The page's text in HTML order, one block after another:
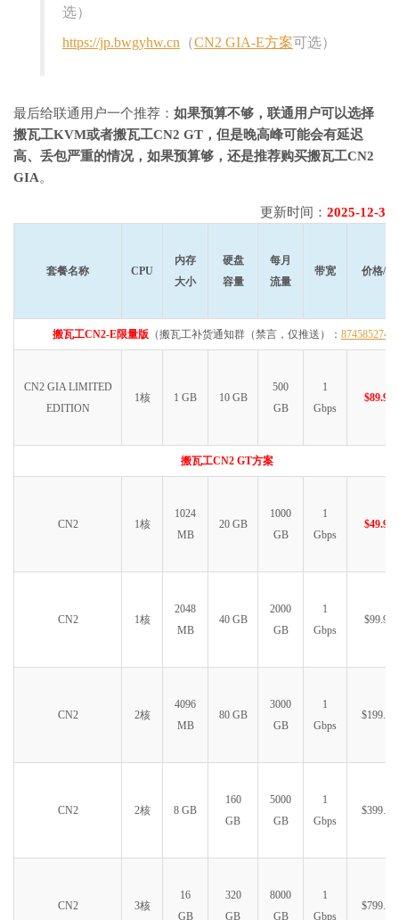
选）
https://jp.bwgyhw.cn （CN2 GIA-E方案可选）
最后给联通用户一个推荐： 如果预算不够，联通用户可以选择
搬瓦工KVM或者搬瓦工CN2 GT，但是晚高峰可能会有延迟
高、丢包严重的情况，如果预算够，还是推荐购买搬瓦工CN2
GIA。
更新时间： 2025-12-3
套餐名称 CPU
内存
大小
硬盘
容量
每月
流量
带宽 价格/年
搬瓦工CN2-E限量版（搬瓦工补货通知群（禁言，仅推送）： 874585274
CN2 GIA LIMITED
EDITION
1核 1 GB 10 GB
500
GB
1
Gbps
$89.99
搬瓦工CN2 GT方案
CN2 1核
1024
MB
20 GB
1000
GB
1
Gbps
$49.99
CN2 1核
2048
MB
40 GB
2000
GB
1
Gbps
$99.99
CN2 2核
4096
MB
80 GB
3000
GB
1
Gbps
$199.99
CN2 2核 8 GB
160
GB
5000
GB
1
Gbps
$399.99
CN2 3核
16
GB
320
GB
8000
GB
1
Gbps
$799.99